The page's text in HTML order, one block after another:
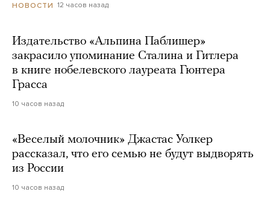
НОВОСТИ 12 часов назад
Издательство «Альпина Паблишер»
закрасило упоминание Сталина и Гитлера
в книге нобелевского лауреата Гюнтера
Грасса
10 часов назад
«Веселый молочник» Джастас Уолкер
рассказал, что его семью не будут выдворять
из России
10 часов назад